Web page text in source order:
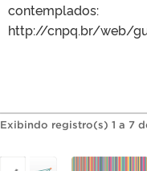
contemplados:
http://cnpq.br/web/
Exibindo registro(s) 1 a 7